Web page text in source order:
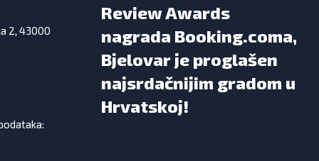
2, 43000
Review Awards
nagrada Booking.coma,
Bjelovar je proglašen
najsrdačnijim gradom u
Hrvatskoj!